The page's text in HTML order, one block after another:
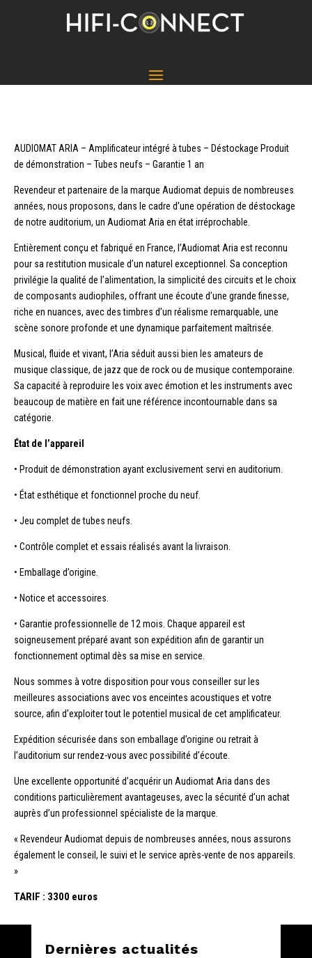
AUDIOMAT ARIA – Amplificateur intégré à tubes – Déstockage Produit
de démonstration – Tubes neufs – Garantie 1 an
Revendeur et partenaire de la marque Audiomat depuis de nombreuses
années, nous proposons, dans le cadre d’une opération de déstockage
de notre auditorium, un Audiomat Aria en état irréprochable.
Entièrement conçu et fabriqué en France, l’Audiomat Aria est reconnu
pour sa restitution musicale d’un naturel exceptionnel. Sa conception
privilégie la qualité de l’alimentation, la simplicité des circuits et le choix
de composants audiophiles, offrant une écoute d’une grande finesse,
riche en nuances, avec des timbres d’un réalisme remarquable, une
scène sonore profonde et une dynamique parfaitement maîtrisée.
Musical, fluide et vivant, l’Aria séduit aussi bien les amateurs de
musique classique, de jazz que de rock ou de musique contemporaine.
Sa capacité à reproduire les voix avec émotion et les instruments avec
beaucoup de matière en fait une référence incontournable dans sa
catégorie.
État de l’appareil
• Produit de démonstration ayant exclusivement servi en auditorium.
• État esthétique et fonctionnel proche du neuf.
• Jeu complet de tubes neufs.
• Contrôle complet et essais réalisés avant la livraison.
• Emballage d’origine.
• Notice et accessoires.
• Garantie professionnelle de 12 mois. Chaque appareil est
soigneusement préparé avant son expédition afin de garantir un
fonctionnement optimal dès sa mise en service.
Nous sommes à votre disposition pour vous conseiller sur les
meilleures associations avec vos enceintes acoustiques et votre
source, afin d’exploiter tout le potentiel musical de cet amplificateur.
Expédition sécurisée dans son emballage d’origine ou retrait à
l’auditorium sur rendez-vous avec possibilité d’écoute.
Une excellente opportunité d’acquérir un Audiomat Aria dans des
conditions particulièrement avantageuses, avec la sécurité d’un achat
auprès d’un professionnel spécialiste de la marque.
« Revendeur Audiomat depuis de nombreuses années, nous assurons
également le conseil, le suivi et le service après-vente de nos appareils.
»
TARIF : 3300 euros
Dernières actualités